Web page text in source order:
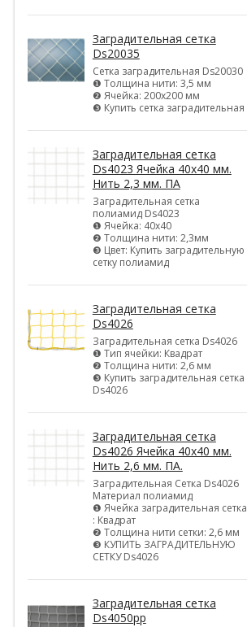
Заградительная сетка
Ds20035
Сетка заградительная Ds20030
❶ Толщина нити: 3,5 мм
❷ Ячейка: 200х200 мм
❸ Купить сетка заградительная
Заградительная сетка
Ds4023 Ячейка 40х40 мм.
Нить 2,3 мм. ПА
Заградительная сетка
полиамид Ds4023
❶ Ячейка: 40х40
❷ Толщина нити: 2,3мм
❸ Цвет: Купить заградительную
сетку полиамид
Заградительная сетка
Ds4026
Заградительная сетка Ds4026
❶ Тип ячейки: Квадрат
❷ Толщина нити: 2,6 мм
❸ Купить заградительная сетка
Ds4026
Заградительная сетка
Ds4026 Ячейка 40х40 мм.
Нить 2,6 мм. ПА.
Заградительная Сетка Ds4026
Материал полиамид
❶ Ячейка заградительная сетка
: Квадрат
❷ Толщина нити сетки: 2,6 мм
❸ КУПИТЬ ЗАГРАДИТЕЛЬНУЮ
СЕТКУ Ds4026
Заградительная сетка
Ds4050pp